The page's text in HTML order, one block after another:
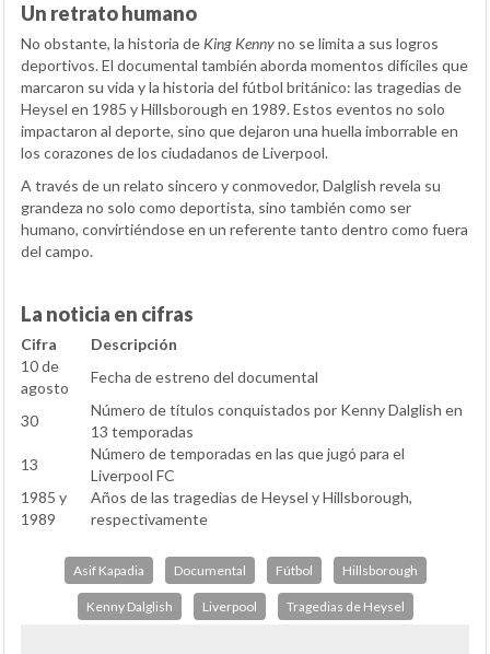
Un retrato humano
No obstante, la historia de King Kennyno se limita a sus logros
deportivos. El documental también aborda momentos difíciles que
marcaron su vida y la historia del fútbol británico: las tragedias de
Heysel en 1985 y Hillsborough en 1989. Estos eventos no solo
impactaron al deporte, sino que dejaron una huella imborrable en
los corazones de los ciudadanos de Liverpool.
A través de un relato sincero y conmovedor, Dalglish revela su
grandeza no solo como deportista, sino también como ser
humano, convirtiéndose en un referente tanto dentro como fuera
del campo.
La noticia en cifras
Cifra
Descripción
10 de
agosto
Fecha de estreno del documental
30
Número de títulos conquistados por Kenny Dalglish en
13 temporadas
13
Número de temporadas en las que jugó para el
Liverpool FC
1985 y
1989
Años de las tragedias de Heysel y Hillsborough,
respectivamente
Asif Kapadia Documental Fútbol Hillsborough
Kenny Dalglish Liverpool Tragedias de Heysel